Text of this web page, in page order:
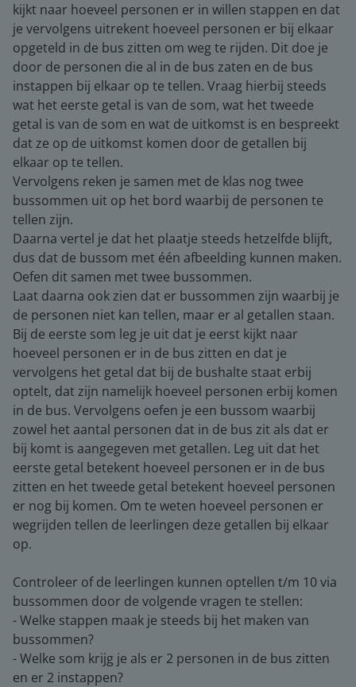
kijkt naar hoeveel personen er in willen stappen en dat
je vervolgens uitrekent hoeveel personen er bij elkaar
opgeteld in de bus zitten om weg te rijden. Dit doe je
door de personen die al in de bus zaten en de bus
instappen bij elkaar op te tellen. Vraag hierbij steeds
wat het eerste getal is van de som, wat het tweede
getal is van de som en wat de uitkomst is en bespreekt
dat ze op de uitkomst komen door de getallen bij
elkaar op te tellen.
Vervolgens reken je samen met de klas nog twee
bussommen uit op het bord waarbij de personen te
tellen zijn.
Daarna vertel je dat het plaatje steeds hetzelfde blijft,
dus dat de bussom met één afbeelding kunnen maken.
Oefen dit samen met twee bussommen.
Laat daarna ook zien dat er bussommen zijn waarbij je
de personen niet kan tellen, maar er al getallen staan.
Bij de eerste som leg je uit dat je eerst kijkt naar
hoeveel personen er in de bus zitten en dat je
vervolgens het getal dat bij de bushalte staat erbij
optelt, dat zijn namelijk hoeveel personen erbij komen
in de bus. Vervolgens oefen je een bussom waarbij
zowel het aantal personen dat in de bus zit als dat er
bij komt is aangegeven met getallen. Leg uit dat het
eerste getal betekent hoeveel personen er in de bus
zitten en het tweede getal betekent hoeveel personen
er nog bij komen. Om te weten hoeveel personen er
wegrijden tellen de leerlingen deze getallen bij elkaar
op.
Controleer of de leerlingen kunnen optellen t/m 10 via
bussommen door de volgende vragen te stellen:
- Welke stappen maak je steeds bij het maken van
bussommen?
- Welke som krijg je als er 2 personen in de bus zitten
en er 2 instappen?